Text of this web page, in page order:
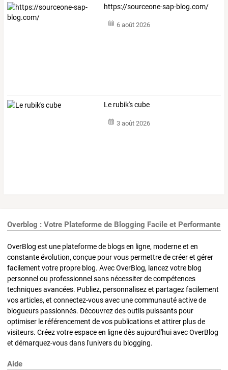
https://sourceone-sap-blog.com/
6 août 2026
Le rubik's cube
3 août 2026
Overblog : Votre Plateforme de Blogging Facile et Performante
OverBlog est une plateforme de blogs en ligne, moderne et en
constante évolution, conçue pour vous permettre de créer et gérer
facilement votre propre blog. Avec OverBlog, lancez votre blog
personnel ou professionnel sans nécessiter de compétences
techniques avancées. Publiez, personnalisez et partagez facilement
vos articles, et connectez-vous avec une communauté active de
blogueurs passionnés. Découvrez des outils puissants pour
optimiser le référencement de vos publications et attirer plus de
visiteurs. Créez votre espace en ligne dès aujourd'hui avec OverBlog
et démarquez-vous dans l'univers du blogging.
Aide